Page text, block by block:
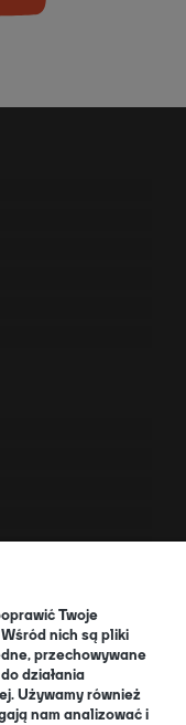
Twoje
nich są pliki
przechowywane
działania
Używamy również
nam analizować i